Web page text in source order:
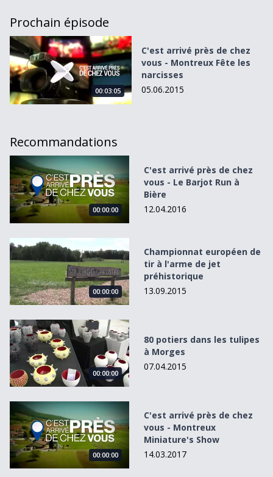
Prochain épisode
C&#039;est arrivé près de chez vous - Montreux Fête les
00:03:05
C'est arrivé près de chez
vous - Montreux Fête les
narcisses
05.06.2015
Recommandations
C&#039;est arrivé près de chez vous - Le Barjot Run à
00:00:00
C'est arrivé près de chez
vous - Le Barjot Run à
Bière
12.04.2016
Championnat européen de tir à l&#039;arme de jet
00:00:00
Championnat européen de
tir à l'arme de jet
préhistorique
13.09.2015
80 potiers dans les tulipes à Morges
00:00:00
80 potiers dans les tulipes
à Morges
07.04.2015
C&#039;est arrivé près de chez vous - Montreux
00:00:00
C'est arrivé près de chez
vous - Montreux
Miniature's Show
14.03.2017